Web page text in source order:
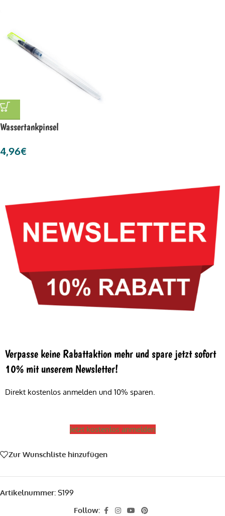
Wassertankpinsel
4,96€
Verpasse keine Rabattaktion mehr und spare jetzt sofort
10% mit unserem Newsletter!
Direkt kostenlos anmelden und 10% sparen.
Jetzt kostenlos anmelden
Zur Wunschliste hinzufügen
Artikelnummer: S199
Follow: